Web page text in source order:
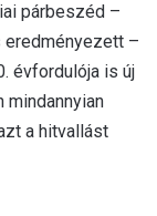
párbeszéd –
eredményezett –
évfordulója is új
mindannyian
a hitvallást